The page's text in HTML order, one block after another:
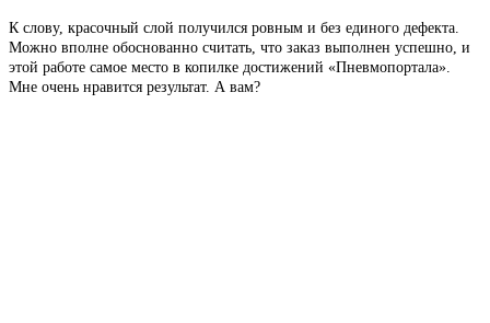
К слову, красочный слой получился ровным и без единого дефекта.
Можно вполне обоснованно считать, что заказ выполнен успешно, и
этой работе самое место в копилке достижений «Пневмопортала».
Мне очень нравится результат. А вам?